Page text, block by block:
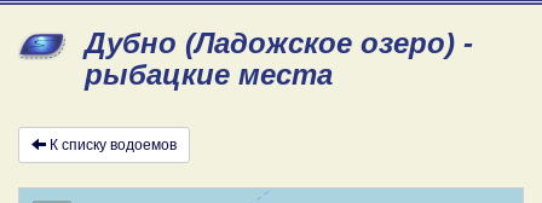
Дубно (Ладожское озеро) -
рыбацкие места
К списку водоемов